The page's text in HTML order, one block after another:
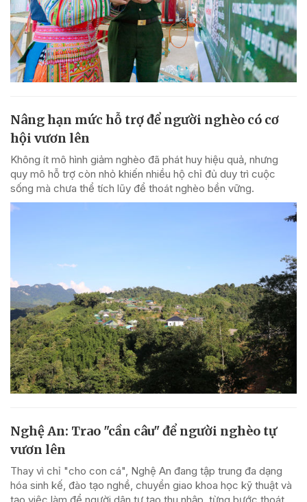
Nâng hạn mức hỗ trợ để người nghèo có cơ
hội vươn lên
Không ít mô hình giảm nghèo đã phát huy hiệu quả, nhưng
quy mô hỗ trợ còn nhỏ khiến nhiều hộ chỉ đủ duy trì cuộc
sống mà chưa thể tích lũy để thoát nghèo bền vững.
Nghệ An: Trao "cần câu" để người nghèo tự
vươn lên
Thay vì chỉ "cho con cá", Nghệ An đang tập trung đa dạng
hóa sinh kế, đào tạo nghề, chuyển giao khoa học kỹ thuật và